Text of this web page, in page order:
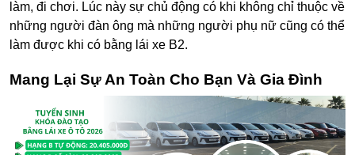
làm, đi chơi. Lúc này sự chủ động có khi không chỉ thuộc về
những người đàn ông mà những người phụ nữ cũng có thể
làm được khi có bằng lái xe B2.
Mang Lại Sự An Toàn Cho Bạn Và Gia Đình